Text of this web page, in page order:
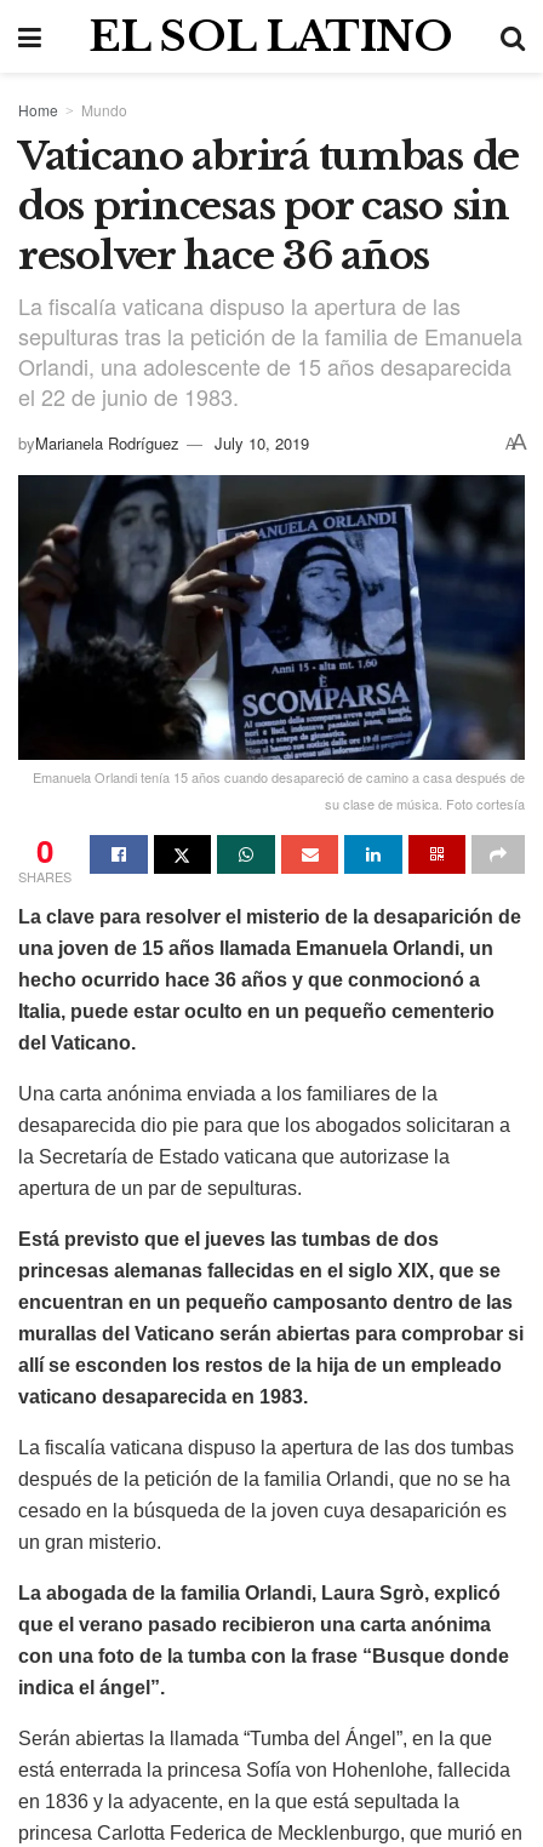
EL SOL LATINO
Home Mundo
Vaticano abrirá tumbas de
dos princesas por caso sin
resolver hace 36 años
La fiscalía vaticana dispuso la apertura de las
sepulturas tras la petición de la familia de Emanuela
Orlandi, una adolescente de 15 años desaparecida
el 22 de junio de 1983.
byMarianela Rodríguez July 10, 2019 AA
Emanuela Orlandi tenía 15 años cuando desapareció de camino a casa después de
su clase de música. Foto cortesía
0
SHARES
La clave para resolver el misterio de la desaparición de
una joven de 15 años llamada Emanuela Orlandi, un
hecho ocurrido hace 36 años y que conmocionó a
Italia, puede estar oculto en un pequeño cementerio
del Vaticano.
Una carta anónima enviada a los familiares de la
desaparecida dio pie para que los abogados solicitaran a
la Secretaría de Estado vaticana que autorizase la
apertura de un par de sepulturas.
Está previsto que el jueves las tumbas de dos
princesas alemanas fallecidas en el siglo XIX, que se
encuentran en un pequeño camposanto dentro de las
murallas del Vaticano serán abiertas para comprobar si
allí se esconden los restos de la hija de un empleado
vaticano desaparecida en 1983.
La fiscalía vaticana dispuso la apertura de las dos tumbas
después de la petición de la familia Orlandi, que no se ha
cesado en la búsqueda de la joven cuya desaparición es
un gran misterio.
La abogada de la familia Orlandi, Laura Sgrò, explicó
que el verano pasado recibieron una carta anónima
con una foto de la tumba con la frase “Busque donde
indica el ángel”.
Serán abiertas la llamada “Tumba del Ángel”, en la que
está enterrada la princesa Sofía von Hohenlohe, fallecida
en 1836 y la adyacente, en la que está sepultada la
princesa Carlotta Federica de Mecklenburgo, que murió en